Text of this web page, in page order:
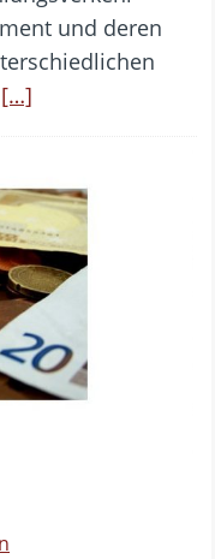
und deren
[…]